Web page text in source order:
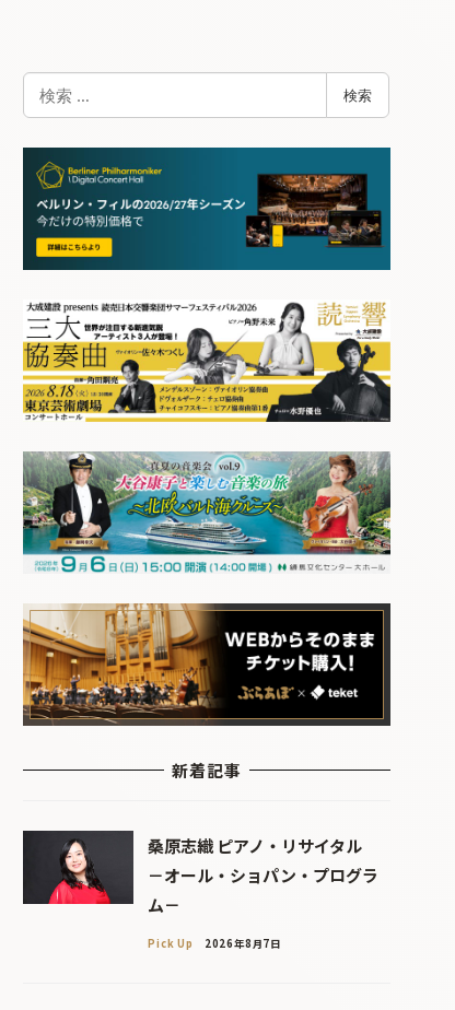
検
索
検索
新着記事
桑原志織 ピアノ・リサイタル
－オール・ショパン・プログラ
ム－
Pick Up 2026年8月7日